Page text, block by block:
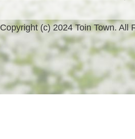
Copyright (c) 2024 Toin Town. All